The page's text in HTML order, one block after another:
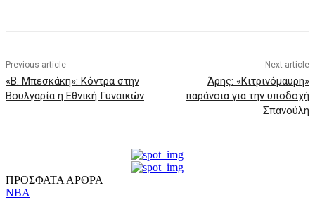
Previous article
«Β. Μπεσκάκη»: Κόντρα στην
Βουλγαρία η Εθνική Γυναικών
Next article
Άρης: «Κιτρινόμαυρη»
παράνοια για την υποδοχή
Σπανούλη
ΠΡΟΣΦΑΤΑ ΑΡΘΡΑ
NBA